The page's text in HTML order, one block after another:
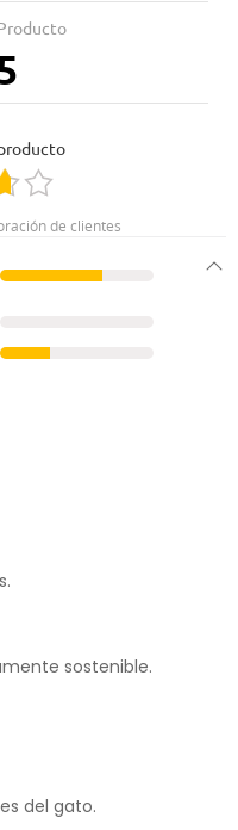
de clientes
Original
sostenible.
del gato.